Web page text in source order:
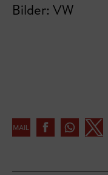
Bilder: VW